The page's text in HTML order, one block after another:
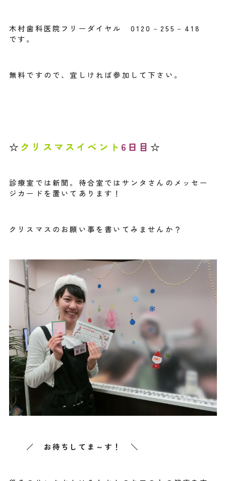
木村歯科医院フリーダイヤル 0120－255－418
です。
無料ですので、宜しければ参加して下さい。
☆ クリスマスイベント 6日目 ☆
診療室では新聞。待合室ではサンタさんのメッセー
ジカードを置いてあります！
クリスマスのお願い事を書いてみませんか？
／ お待ちしてま～す！ ＼